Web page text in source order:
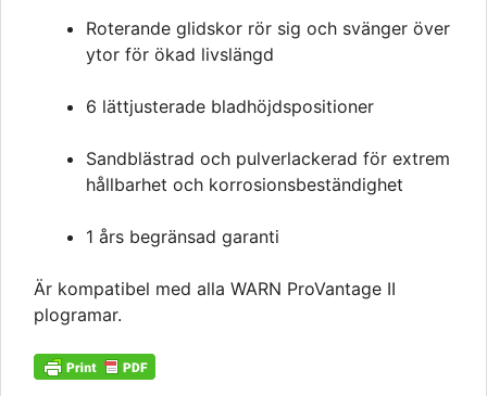
Roterande glidskor rör sig och svänger över
ytor för ökad livslängd
6 lättjusterade bladhöjdspositioner
Sandblästrad och pulverlackerad för extrem
hållbarhet och korrosionsbeständighet
1 års begränsad garanti
Är kompatibel med alla WARN ProVantage II
plogramar.